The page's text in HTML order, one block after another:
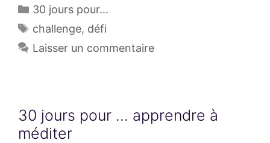
Catégories
30 jours pour...
Étiquettes
challenge, défi
Laisser un commentaire
30 jours pour … apprendre à
méditer